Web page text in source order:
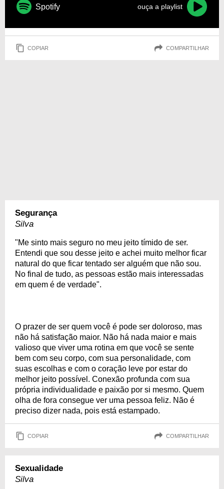
Spotify ouça a playlist
COPIAR COMPARTILHAR
Segurança
Silva
"Me sinto mais seguro no meu jeito tímido de ser.
Entendi que sou desse jeito e achei muito melhor ficar
natural do que ficar tentado ser alguém que não sou.
No final de tudo, as pessoas estão mais interessadas
em quem é de verdade".
O prazer de ser quem você é pode ser doloroso, mas
não há satisfação maior. Não há nada maior e mais
valioso que viver uma rotina em que você se sente
bem com seu corpo, com sua personalidade, com
suas escolhas e com o coração leve por estar do
melhor jeito possível. Conexão profunda com sua
própria individualidade e paixão por si mesmo. Quem
olha de fora consegue ver uma pessoa feliz. Não é
preciso dizer nada, pois está estampado.
COPIAR COMPARTILHAR
Sexualidade
Silva